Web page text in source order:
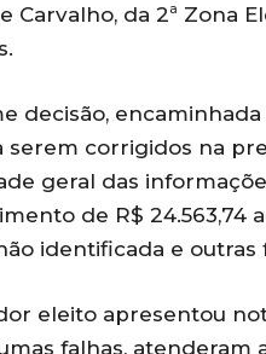
Carvalho, da 2ª Zona
decisão, encaminhada
serem corrigidos na
geral das
de R$ 24.563,74
identificada e outras
eleito apresentou
falhas, atenderam